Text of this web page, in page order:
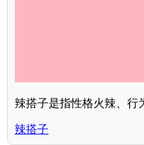
辣搭子是指性格火辣、行
辣搭子